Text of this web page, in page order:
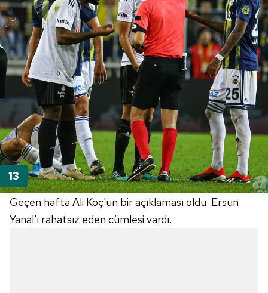
Geçen hafta Ali Koç'un bir açıklaması oldu. Ersun
Yanal'ı rahatsız eden cümlesi vardı.